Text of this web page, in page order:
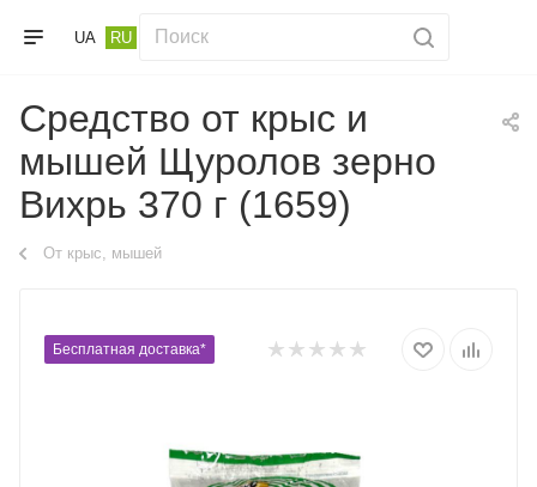
UA RU
Средство от крыс и
мышей Щуролов зерно
Вихрь 370 г (1659)
От крыс, мышей
Бесплатная доставка*